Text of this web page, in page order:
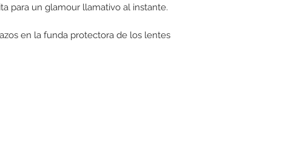
para un glamour llamativo al instante.
en la funda protectora de los lentes